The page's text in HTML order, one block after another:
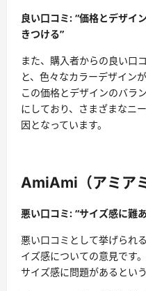
良い口コミ: “価格とデザイ
きつける”
また、購入者からの良い口
と、色々なカラーデザイン
この価格とデザインのバラ
にしており、さまざまなニ
因となっています。
AmiAmi（アミア
悪い口コミ: “サイズ感に難
悪い口コミとして挙げられ
イズ感についての意見です
サイズ感に問題があるとい